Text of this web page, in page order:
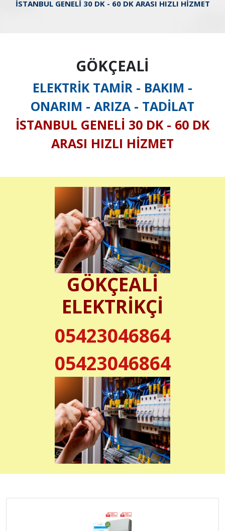
İSTANBUL GENELİ 30 DK - 60 DK ARASI HIZLI HİZMET
GÖKÇEALİ
ELEKTRİK TAMİR - BAKIM -
ONARIM - ARIZA - TADİLAT
İSTANBUL GENELİ 30 DK - 60 DK
ARASI HIZLI HİZMET
GÖKÇEALİ
ELEKTRİKÇİ
05423046864
05423046864